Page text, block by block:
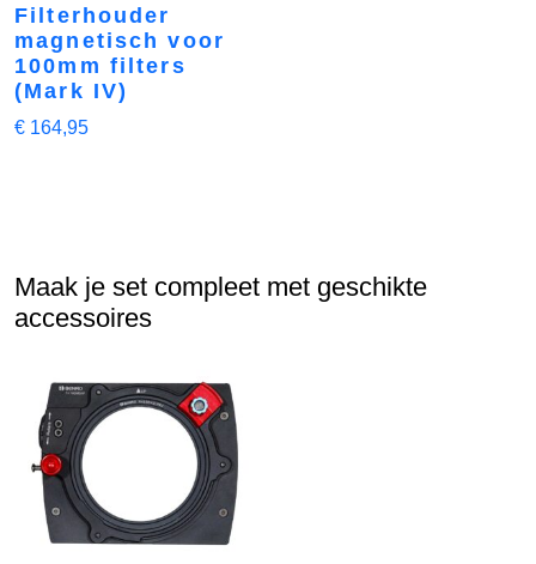
Filterhouder
magnetisch voor
100mm filters
(Mark IV)
€ 164,95
Maak je set compleet met geschikte
accessoires